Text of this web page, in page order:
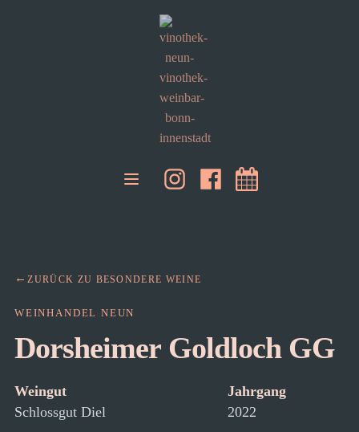
ZURÜCK ZU BESONDERE WEINE
WEINHANDEL NEUN
Dorsheimer Goldloch GG
Weingut
Schlossgut Diel
Jahrgang
2022